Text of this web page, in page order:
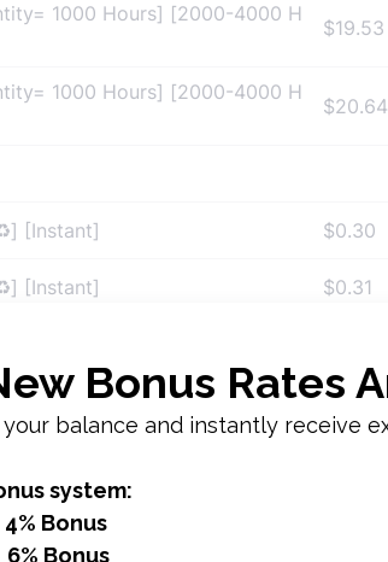
1000 Hours] [2000-4000 H
$19.53
1000 Hours] [2000-4000 H
$20.64
[Instant] $0.30
[Instant] $0.31
[Instant]
♻️] [Instant] $0.33
[Instant]